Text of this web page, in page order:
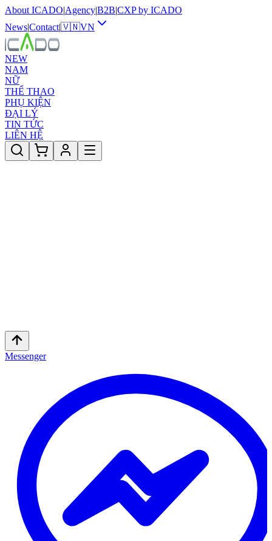
About ICADO|Agency|B2B|CXP by ICADO
News|Contact|🇻🇳VN
NEW
NAM
NỮ
THỂ THAO
PHỤ KIỆN
ĐẠI LÝ
TIN TỨC
LIÊN HỆ
Messenger